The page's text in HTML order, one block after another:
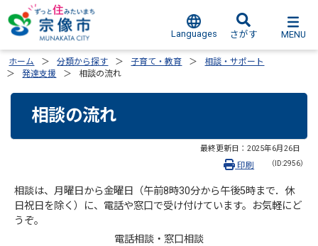
Languages さがす MENU
ホーム 分類から探す 子育て・教育
相談・サポート
発達支援
相談の流れ
相談の流れ
最終更新日： 2025年6月26日
（ID:2956）
印刷
相談は、月曜日から金曜日（午前8時30分から午後5時まで．休
日祝日を除く）に、電話や窓口で受け付けています。お気軽にど
うぞ。
電話相談・窓口相談